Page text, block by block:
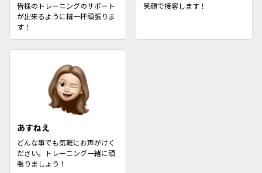
皆様のトレーニングのサポート
が出来るように精一杯頑張りま
す！
笑顔で接客します！
あすねえ
どんな事でも気軽にお声がけく
ださい。トレーニング一緒に頑
張りましょう！